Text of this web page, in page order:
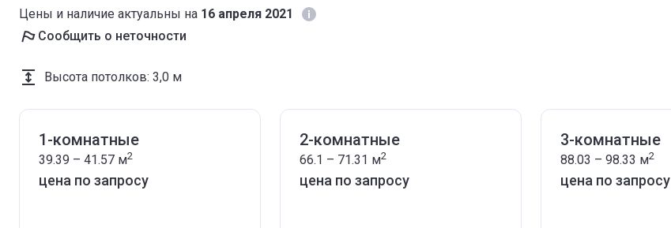
Цены и наличие актуальны на 16 апреля 2021
Сообщить о неточности
Высота потолков: 3,0 м
1-комнатные
39.39 – 41.57 м2
цена по запросу
2-комнатные
66.1 – 71.31 м2
цена по запросу
3-комнатные
88.03 – 98.33 м2
цена по запросу